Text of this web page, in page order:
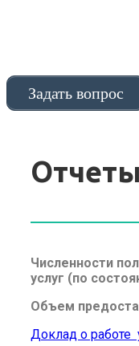
Задать вопрос
Отчеты
Численности
услуг (по
Объем
Доклад о работе